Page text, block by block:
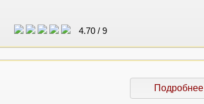
4.70/ 9
Подробнее